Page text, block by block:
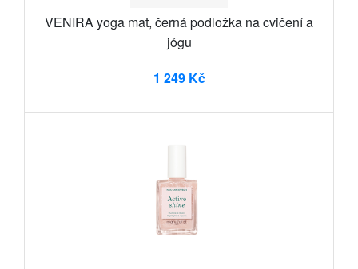
VENIRA yoga mat, černá podložka na cvičení a
jógu
1 249 Kč